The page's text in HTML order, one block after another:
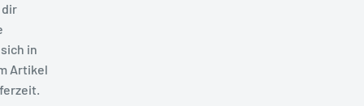
in
Artikel